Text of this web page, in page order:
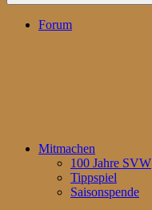
Forum
Mitmachen
100 Jahre SVW
Tippspiel
Saisonspende